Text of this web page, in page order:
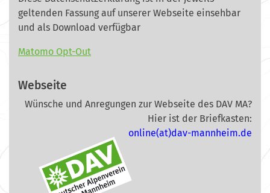
geltenden Fassung auf unserer Webseite einsehbar
und als Download verfügbar
Matomo Opt-Out
Webseite
Wünsche und Anregungen zur Webseite des DAV MA?
Hier ist der Briefkasten:
online(at)dav-mannheim.de